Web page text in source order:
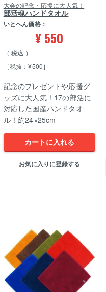
大会の記念・応援に大人気！
部活魂ハンドタオル
いとへん価格：
¥ 550
税込
［税抜：¥500］
記念のプレゼントや応援グ
ッズに大人気！17の部活に
対応した国産ハンドタオ
ル！約24×25cm
カートに入れる
お気に入りに登録する